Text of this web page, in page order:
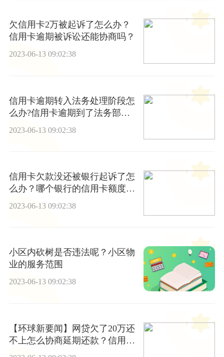
欠信用卡2万被起诉了怎么办？
信用卡逾期被诉讼还能协商吗？
2023-06-13 09:02:38
信用卡逾期转入法务处理阶段怎
么办?信用卡逾期到了法务部门
2023-06-13 09:02:38
信用卡欠款没还被银行起诉了怎
么办？哪个银行的信用卡额度
2023-06-13 09:02:38
小区内砍树是否违法呢？小区物
业的服务范围
2023-06-13 09:02:38
【环球新要闻】网贷欠了20万还
不上怎么协商延期还款？信用卡